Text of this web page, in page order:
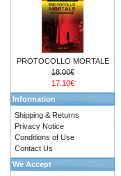
PROTOCOLLO MORTALE
18.00€
17.10€
Information
Shipping & Returns
Privacy Notice
Conditions of Use
Contact Us
We Accept